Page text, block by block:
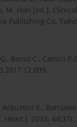
M. Hori [ed.].
Publishing Co.
Basso C., Camici
E.,
J. 2023;